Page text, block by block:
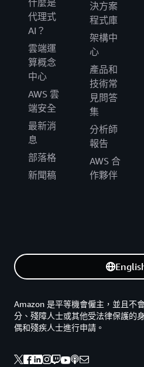
什麼是
代理式
AI？
雲端運
算概念
中心
AWS 雲
端安全
最新消
息
部落格
新聞稿
決方案
程式庫
架構中
心
產品和
技術常
見問答
集
分析師
報告
AWS 合
作夥伴
Amazon 是平等機會僱主，並且不
分、殘障人士或其他受法律保護的
偶和殘疾人士進行申請。